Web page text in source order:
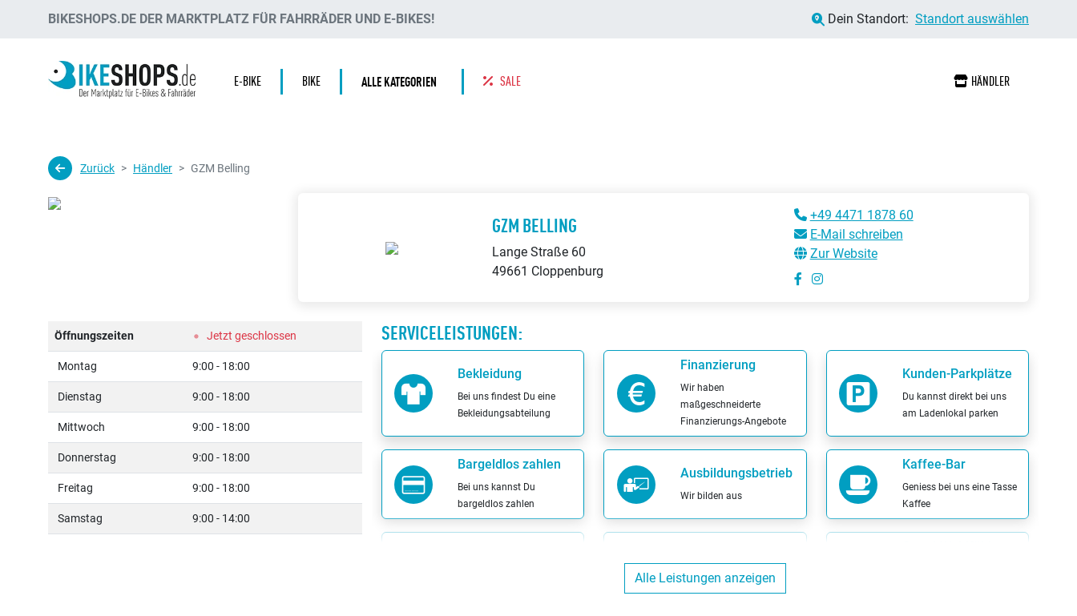
BIKESHOPS.DE DER MARKTPLATZ FÜR FAHRRÄDER UND E-BIKES! Dein Standort: Standort auswählen
E-BIKE BIKE ALLE KATEGORIEN SALE HÄNDLER
Zurück Händler GZM Belling
GZM BELLING
Lange Straße 60
49661 Cloppenburg
+49 4471 1878 60
E-Mail schreiben
Zur Website
Öffnungszeiten Jetzt geschlossen
Montag 9:00 - 18:00
Dienstag 9:00 - 18:00
Mittwoch 9:00 - 18:00
Donnerstag 9:00 - 18:00
Freitag 9:00 - 18:00
Samstag 9:00 - 14:00
SERVICELEISTUNGEN:
Bekleidung
Bei uns findest Du eine
Bekleidungsabteilung
Finanzierung
Wir haben
maßgeschneiderte
Finanzierungs-Angebote
Kunden-Parkplätze
Du kannst direkt bei uns
am Ladenlokal parken
Bargeldlos zahlen
Bei uns kannst Du
bargeldlos zahlen
Ausbildungsbetrieb
Wir bilden aus
Kaffee-Bar
Geniess bei uns eine Tasse
Kaffee
Probefahrt möglich
Probier Dein Wunschrad
Alle Leistungen anzeigen